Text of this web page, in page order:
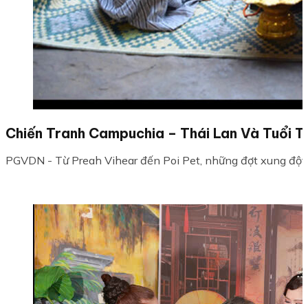
Chiến Tranh Campuchia – Thái Lan Và Tuổi
PGVDN - Từ Preah Vihear đến Poi Pet, những đợt xung